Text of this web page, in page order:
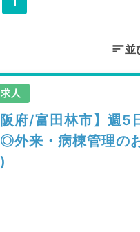
並
人
阪府/富田林市】週
外来・病棟管理の